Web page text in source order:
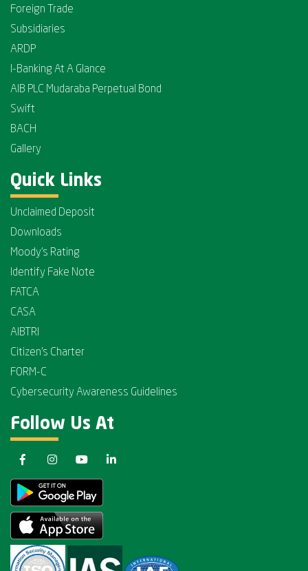
Foreign Trade
Subsidiaries
ARDP
I-Banking At A Glance
AIB PLC Mudaraba Perpetual Bond
Swift
BACH
Gallery
Quick Links
Unclaimed Deposit
Downloads
Moody's Rating
Identify Fake Note
FATCA
CASA
AIBTRI
Citizen's Charter
FORM-C
Cybersecurity Awareness Guidelines
Follow Us At